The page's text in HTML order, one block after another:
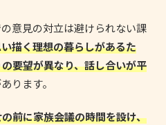
意見の対立は避けられない課
描く理想の暮らしがあるた
要望が異なり、話し合いが平
ります。
前に家族会議の時間を設け、